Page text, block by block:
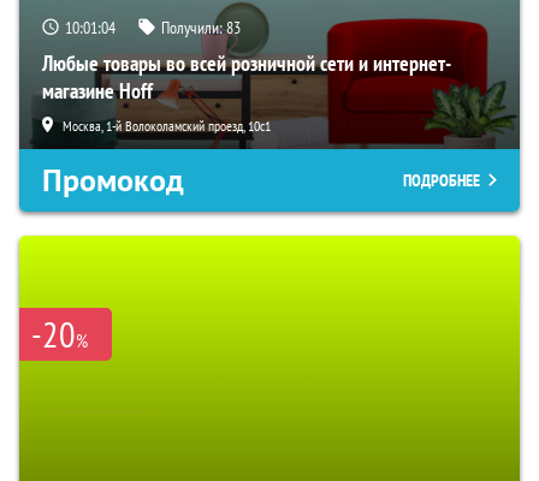
10:01:03 Получили:83
Любые товары во всей розничной сети и интернет-
магазине Hoff
Москва, 1-й Волоколамский проезд, 10с1
Промокод ПОДРОБНЕЕ
-20%